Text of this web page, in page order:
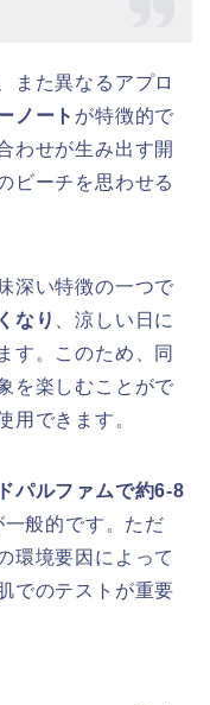
また異なるアプロ
ノート が特徴的で
わせが生み出す開
ビーチを思わせる
深い特徴の一つで
なり
、涼しい日に
す。このため、同
を楽しむことがで
用できます。
パルファムで約6-8
一般的です。ただ
環境要因によって
でのテストが重要